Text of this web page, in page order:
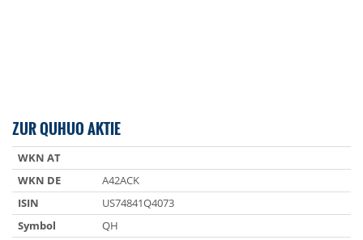
ZUR QUHUO AKTIE
WKN AT
WKN DE
A42ACK
ISIN
US74841Q4073
Symbol
QH